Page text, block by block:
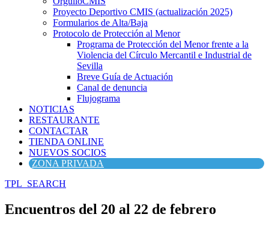
Proyecto Deportivo CMIS (actualización 2025)
Formularios de Alta/Baja
Protocolo de Protección al Menor
Programa de Protección del Menor frente a la
Violencia del Círculo Mercantil e Industrial de
Sevilla
Breve Guía de Actuación
Canal de denuncia
Flujograma
NOTICIAS
RESTAURANTE
CONTACTAR
TIENDA ONLINE
NUEVOS SOCIOS
ZONA PRIVADA
TPL_SEARCH
Encuentros del 20 al 22 de febrero